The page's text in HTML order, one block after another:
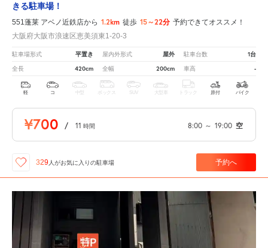
きる駐車場！
551蓬莱 アベノ近鉄店から 1.2km 徒歩 15～22分 予約できてオススメ！
大阪府大阪市浪速区恵美須東1-20-3
駐車場形式 平置き 屋内外形式 屋外 駐車台数 1台
全長 420cm 全幅 200cm 車高 -
軽 コ 中型 ボックス SUV 大型車 トラック 原付 バイク
¥700 / 11 時間 8:00 ～ 19:00 空
329人がお気に入りの駐車場 予約へ